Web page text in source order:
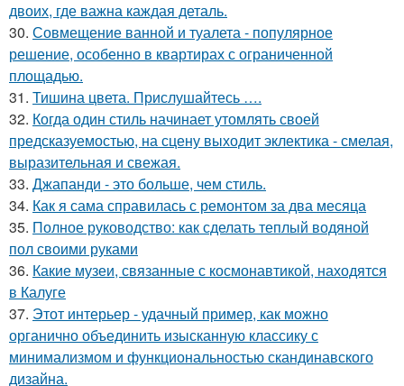
двоих, где важна каждая деталь.
30. Совмещение ванной и туалета - популярное
решение, особенно в квартирах с ограниченной
площадью.
31. Тишина цвета. Прислушайтесь ….
32. Когда один стиль начинает утомлять своей
предсказуемостью, на сцену выходит эклектика - смелая,
выразительная и свежая.
33. Джапанди - это больше, чем стиль.
34. Как я сама справилась с ремонтом за два месяца
35. Полное руководство: как сделать теплый водяной
пол своими руками
36. Какие музеи, связанные с космонавтикой, находятся
в Калуге
37. Этот интерьер - удачный пример, как можно
органично объединить изысканную классику с
минимализмом и функциональностью скандинавского
дизайна.